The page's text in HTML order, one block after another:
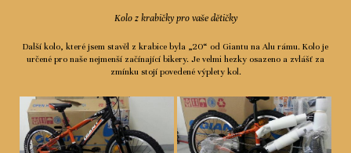
Kolo z krabičky pro vaše dětičky
Další kolo, které jsem stavěl z krabice byla „20“ od Giantu na Alu rámu. Kolo je
určené pro naše nejmenší začínající bikery. Je velmi hezky osazeno a zvlášť za
zmínku stojí povedené výplety kol.